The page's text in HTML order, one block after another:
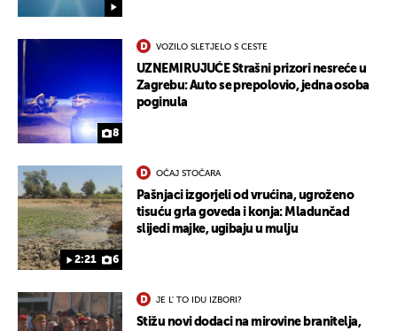
8
VOZILO SLETJELO S CESTE
UZNEMIRUJUĆE Strašni prizori nesreće u
Zagrebu: Auto se prepolovio, jedna osoba
poginula
2:21 6
OČAJ STOČARA
Pašnjaci izgorjeli od vrućina, ugroženo
tisuću grla goveda i konja: Mladunčad
slijedi majke, ugibaju u mulju
JE L' TO IDU IZBORI?
Stižu novi dodaci na mirovine branitelja,